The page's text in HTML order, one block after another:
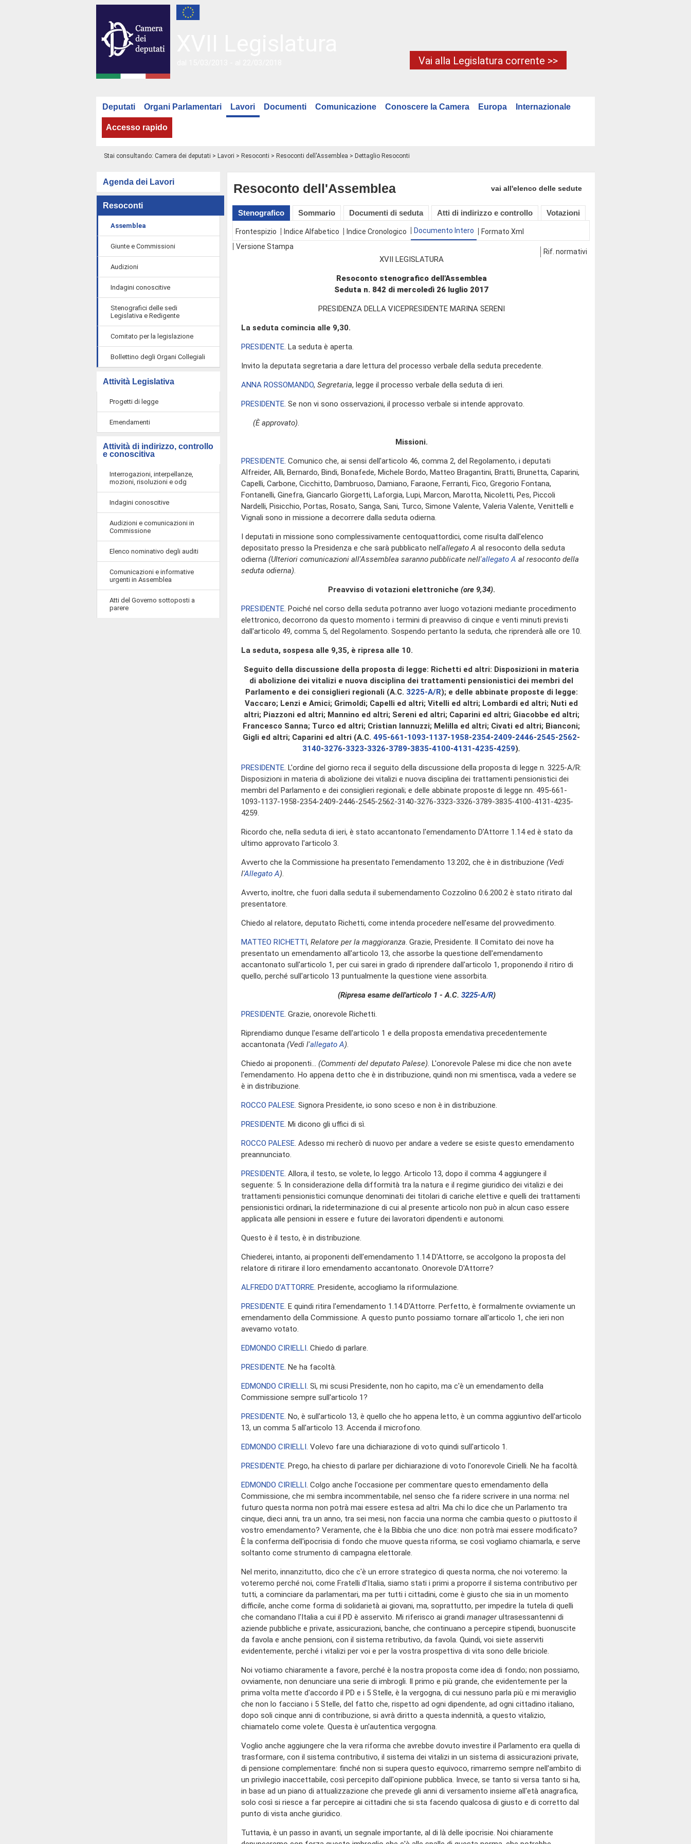
Vai alla Legislatura corrente >>
Deputati Organi Parlamentari Lavori Documenti Comunicazione Conoscere la Camera Europa Internazionale
Accesso rapido
Stai consultando: Camera dei deputati > Lavori > Resoconti > Resoconti dell'Assemblea > Dettaglio Resoconti
Agenda dei Lavori
Resoconti
Assemblea
Giunte e Commissioni
Audizioni
Indagini conoscitive
Stenografici delle sedi
Legislativa e Redigente
Comitato per la legislazione
Bollettino degli Organi Collegiali
Attività Legislativa
Progetti di legge
Emendamenti
Attività di indirizzo, controllo
e conoscitiva
Interrogazioni, interpellanze,
mozioni, risoluzioni e odg
Indagini conoscitive
Audizioni e comunicazioni in
Commissione
Elenco nominativo degli auditi
Comunicazioni e informative
urgenti in Assemblea
Atti del Governo sottoposti a
parere
Resoconto dell'Assemblea vai all'elenco delle sedute
Stenografico Sommario Documenti di seduta Atti di indirizzo e controllo Votazioni
Frontespizio Indice Alfabetico Indice Cronologico Documento Intero
Formato Xml
Versione Stampa
Rif. normativi
XVII LEGISLATURA
Resoconto stenografico dell'Assemblea
Seduta n. 842 di mercoledì 26 luglio 2017
PRESIDENZA DELLA VICEPRESIDENTE MARINA SERENI
La seduta comincia alle 9,30.
PRESIDENTE. La seduta è aperta.
Invito la deputata segretaria a dare lettura del processo verbale della seduta precedente.
ANNA ROSSOMANDO, Segretaria, legge il processo verbale della seduta di ieri.
PRESIDENTE. Se non vi sono osservazioni, il processo verbale si intende approvato.
(È approvato).
Missioni.
PRESIDENTE. Comunico che, ai sensi dell'articolo 46, comma 2, del Regolamento, i deputati
Alfreider, Alli, Bernardo, Bindi, Bonafede, Michele Bordo, Matteo Bragantini, Bratti, Brunetta, Caparini,
Capelli, Carbone, Cicchitto, Dambruoso, Damiano, Faraone, Ferranti, Fico, Gregorio Fontana,
Fontanelli, Ginefra, Giancarlo Giorgetti, Laforgia, Lupi, Marcon, Marotta, Nicoletti, Pes, Piccoli
Nardelli, Pisicchio, Portas, Rosato, Sanga, Sani, Turco, Simone Valente, Valeria Valente, Venittelli e
Vignali sono in missione a decorrere dalla seduta odierna.
I deputati in missione sono complessivamente centoquattordici, come risulta dall'elenco
depositato presso la Presidenza e che sarà pubblicato nell'allegato A al resoconto della seduta
odierna (Ulteriori comunicazioni all'Assemblea saranno pubblicate nell'allegato A al resoconto della
seduta odierna).
Preavviso di votazioni elettroniche (ore 9,34).
PRESIDENTE. Poiché nel corso della seduta potranno aver luogo votazioni mediante procedimento
elettronico, decorrono da questo momento i termini di preavviso di cinque e venti minuti previsti
dall'articolo 49, comma 5, del Regolamento. Sospendo pertanto la seduta, che riprenderà alle ore 10.
La seduta, sospesa alle 9,35, è ripresa alle 10.
Seguito della discussione della proposta di legge: Richetti ed altri: Disposizioni in materia
di abolizione dei vitalizi e nuova disciplina dei trattamenti pensionistici dei membri del
Parlamento e dei consiglieri regionali (A.C. 3225-A/R); e delle abbinate proposte di legge:
Vaccaro; Lenzi e Amici; Grimoldi; Capelli ed altri; Vitelli ed altri; Lombardi ed altri; Nuti ed
altri; Piazzoni ed altri; Mannino ed altri; Sereni ed altri; Caparini ed altri; Giacobbe ed altri;
Francesco Sanna; Turco ed altri; Cristian Iannuzzi; Melilla ed altri; Civati ed altri; Bianconi;
Gigli ed altri; Caparini ed altri (A.C. 495-661-1093-1137-1958-2354-2409-2446-2545-2562-
3140-3276-3323-3326-3789-3835-4100-4131-4235-4259).
PRESIDENTE. L'ordine del giorno reca il seguito della discussione della proposta di legge n. 3225-A/R:
Disposizioni in materia di abolizione dei vitalizi e nuova disciplina dei trattamenti pensionistici dei
membri del Parlamento e dei consiglieri regionali; e delle abbinate proposte di legge nn. 495-661-
1093-1137-1958-2354-2409-2446-2545-2562-3140-3276-3323-3326-3789-3835-4100-4131-4235-
4259.
Ricordo che, nella seduta di ieri, è stato accantonato l'emendamento D'Attorre 1.14 ed è stato da
ultimo approvato l'articolo 3.
Avverto che la Commissione ha presentato l'emendamento 13.202, che è in distribuzione (Vedi
l'Allegato A).
Avverto, inoltre, che fuori dalla seduta il subemendamento Cozzolino 0.6.200.2 è stato ritirato dal
presentatore.
Chiedo al relatore, deputato Richetti, come intenda procedere nell'esame del provvedimento.
MATTEO RICHETTI, Relatore per la maggioranza. Grazie, Presidente. Il Comitato dei nove ha
presentato un emendamento all'articolo 13, che assorbe la questione dell'emendamento
accantonato sull'articolo 1, per cui sarei in grado di riprendere dall'articolo 1, proponendo il ritiro di
quello, perché sull'articolo 13 puntualmente la questione viene assorbita.
(Ripresa esame dell'articolo 1 - A.C. 3225-A/R)
PRESIDENTE. Grazie, onorevole Richetti.
Riprendiamo dunque l'esame dell'articolo 1 e della proposta emendativa precedentemente
accantonata (Vedi l'allegato A).
Chiedo ai proponenti… (Commenti del deputato Palese). L'onorevole Palese mi dice che non avete
l'emendamento. Ho appena detto che è in distribuzione, quindi non mi smentisca, vada a vedere se
è in distribuzione.
ROCCO PALESE. Signora Presidente, io sono sceso e non è in distribuzione.
PRESIDENTE. Mi dicono gli uffici di sì.
ROCCO PALESE. Adesso mi recherò di nuovo per andare a vedere se esiste questo emendamento
preannunciato.
PRESIDENTE. Allora, il testo, se volete, lo leggo. Articolo 13, dopo il comma 4 aggiungere il
seguente: 5. In considerazione della difformità tra la natura e il regime giuridico dei vitalizi e dei
trattamenti pensionistici comunque denominati dei titolari di cariche elettive e quelli dei trattamenti
pensionistici ordinari, la rideterminazione di cui al presente articolo non può in alcun caso essere
applicata alle pensioni in essere e future dei lavoratori dipendenti e autonomi.
Questo è il testo, è in distribuzione.
Chiederei, intanto, ai proponenti dell'emendamento 1.14 D'Attorre, se accolgono la proposta del
relatore di ritirare il loro emendamento accantonato. Onorevole D'Attorre?
ALFREDO D'ATTORRE. Presidente, accogliamo la riformulazione.
PRESIDENTE. E quindi ritira l'emendamento 1.14 D'Attorre. Perfetto, è formalmente ovviamente un
emendamento della Commissione. A questo punto possiamo tornare all'articolo 1, che ieri non
avevamo votato.
EDMONDO CIRIELLI. Chiedo di parlare.
PRESIDENTE. Ne ha facoltà.
EDMONDO CIRIELLI. Sì, mi scusi Presidente, non ho capito, ma c'è un emendamento della
Commissione sempre sull'articolo 1?
PRESIDENTE. No, è sull'articolo 13, è quello che ho appena letto, è un comma aggiuntivo dell'articolo
13, un comma 5 all'articolo 13. Accenda il microfono.
EDMONDO CIRIELLI. Volevo fare una dichiarazione di voto quindi sull'articolo 1.
PRESIDENTE. Prego, ha chiesto di parlare per dichiarazione di voto l'onorevole Cirielli. Ne ha facoltà.
EDMONDO CIRIELLI. Colgo anche l'occasione per commentare questo emendamento della
Commissione, che mi sembra incommentabile, nel senso che fa ridere scrivere in una norma: nel
futuro questa norma non potrà mai essere estesa ad altri. Ma chi lo dice che un Parlamento tra
cinque, dieci anni, tra un anno, tra sei mesi, non faccia una norma che cambia questo o piuttosto il
vostro emendamento? Veramente, che è la Bibbia che uno dice: non potrà mai essere modificato?
È la conferma dell'ipocrisia di fondo che muove questa riforma, se così vogliamo chiamarla, e serve
soltanto come strumento di campagna elettorale.
Nel merito, innanzitutto, dico che c'è un errore strategico di questa norma, che noi voteremo: la
voteremo perché noi, come Fratelli d'Italia, siamo stati i primi a proporre il sistema contributivo per
tutti, a cominciare da parlamentari, ma per tutti i cittadini, come è giusto che sia in un momento
difficile, anche come forma di solidarietà ai giovani, ma, soprattutto, per impedire la tutela di quelli
che comandano l'Italia a cui il PD è asservito. Mi riferisco ai grandi managerultrasessantenni di
aziende pubbliche e private, assicurazioni, banche, che continuano a percepire stipendi, buonuscite
da favola e anche pensioni, con il sistema retributivo, da favola. Quindi, voi siete asserviti
evidentemente, perché i vitalizi per voi e per la vostra prospettiva di vita sono delle briciole.
Noi votiamo chiaramente a favore, perché è la nostra proposta come idea di fondo; non possiamo,
ovviamente, non denunciare una serie di imbrogli. Il primo e più grande, che evidentemente per la
prima volta mette d'accordo il PD e i 5 Stelle, è la vergogna, di cui nessuno parla più e mi meraviglio
che non lo facciano i 5 Stelle, del fatto che, rispetto ad ogni dipendente, ad ogni cittadino italiano,
dopo soli cinque anni di contribuzione, si avrà diritto a questa indennità, a questo vitalizio,
chiamatelo come volete. Questa è un'autentica vergogna.
Voglio anche aggiungere che la vera riforma che avrebbe dovuto investire il Parlamento era quella di
trasformare, con il sistema contributivo, il sistema dei vitalizi in un sistema di assicurazioni private,
di pensione complementare: finché non si supera questo equivoco, rimarremo sempre nell'ambito di
un privilegio inaccettabile, così percepito dall'opinione pubblica. Invece, se tanto si versa tanto si ha,
in base ad un piano di attualizzazione che prevede gli anni di versamento insieme all'età anagrafica,
solo così si riesce a far percepire ai cittadini che si sta facendo qualcosa di giusto e di corretto dal
punto di vista anche giuridico.
Tuttavia, è un passo in avanti, un segnale importante, al di là delle ipocrisie. Noi chiaramente